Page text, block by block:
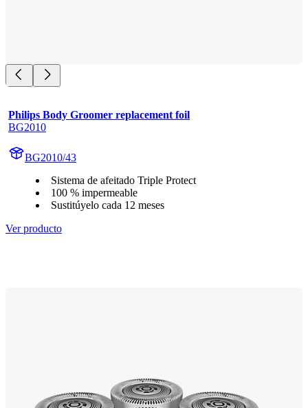
Philips Body Groomer replacement foil
BG2010
BG2010/43
Sistema de afeitado Triple Protect
100 % impermeable
Sustitúyelo cada 12 meses
Ver producto